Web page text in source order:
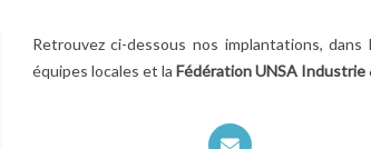
Retrouvez ci-dessous nos implantations,
équipes locales et la Fédération UNSA